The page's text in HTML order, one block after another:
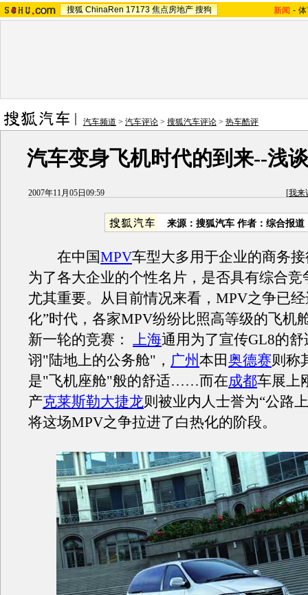
搜狐 ChinaRen 17173 焦点房地产 搜狗 新闻 -
汽车频道 > 汽车评论 > 搜狐汽车评论 > 热车酷评
汽车变身飞机时代的到来--浅
2007年11月05日09:59 [我来
来源：搜狐汽车 作者：综合报道
在中国MPV车型大多用于企业的商务
为了各大企业的个性名片，是否具有综合竞
尤其重要。从目前情况来看，MPV之争已
化”时代，各家MPV纷纷比照高等级的飞机
新一轮的竞赛： 上海通用为了宣传GL8的
诩"陆地上的公务舱"， 广州本田奥德赛则称
是"飞机座舱"般的舒适……而在成都车展上
产克莱斯勒大捷龙则被业内人士誉为“公路
将这场MPV之争拉进了白热化的阶段。